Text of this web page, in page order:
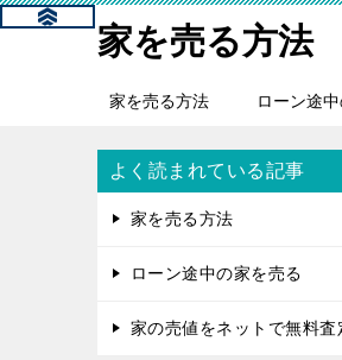
家を売る方法
家を売る方法 ローン途
よく読まれている記事
家を売る方法
ローン途中の家を売る
家の売値をネットで無料査